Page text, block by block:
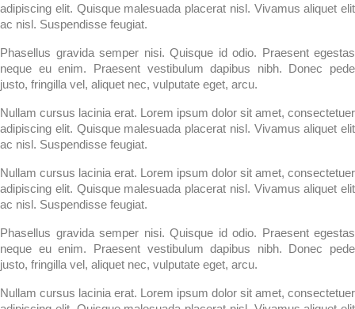
adipiscing elit. Quisque malesuada placerat nisl. Vivamus aliquet elit
ac nisl. Suspendisse feugiat.
Phasellus gravida semper nisi. Quisque id odio. Praesent egestas
neque eu enim. Praesent vestibulum dapibus nibh. Donec pede
justo, fringilla vel, aliquet nec, vulputate eget, arcu.
Nullam cursus lacinia erat. Lorem ipsum dolor sit amet, consectetuer
adipiscing elit. Quisque malesuada placerat nisl. Vivamus aliquet elit
ac nisl. Suspendisse feugiat.
Nullam cursus lacinia erat. Lorem ipsum dolor sit amet, consectetuer
adipiscing elit. Quisque malesuada placerat nisl. Vivamus aliquet elit
ac nisl. Suspendisse feugiat.
Phasellus gravida semper nisi. Quisque id odio. Praesent egestas
neque eu enim. Praesent vestibulum dapibus nibh. Donec pede
justo, fringilla vel, aliquet nec, vulputate eget, arcu.
Nullam cursus lacinia erat. Lorem ipsum dolor sit amet, consectetuer